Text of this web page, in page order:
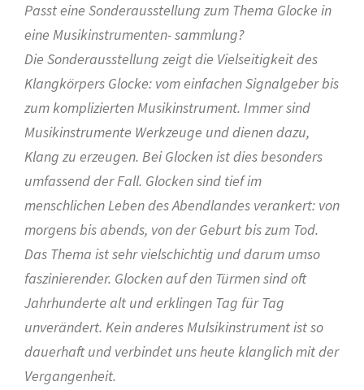
Passt eine Sonderausstellung zum Thema Glocke in
eine Musikinstrumenten- sammlung?
Die Sonderausstellung zeigt die Vielseitigkeit des
Klangkörpers Glocke: vom einfachen Signalgeber bis
zum komplizierten Musikinstrument. Immer sind
Musikinstrumente Werkzeuge und dienen dazu,
Klang zu erzeugen. Bei Glocken ist dies besonders
umfassend der Fall. Glocken sind tief im
menschlichen Leben des Abendlandes verankert: von
morgens bis abends, von der Geburt bis zum Tod.
Das Thema ist sehr vielschichtig und darum umso
faszinierender. Glocken auf den Türmen sind oft
Jahrhunderte alt und erklingen Tag für Tag
unverändert. Kein anderes Mulsikinstrument ist so
dauerhaft und verbindet uns heute klanglich mit der
Vergangenheit.